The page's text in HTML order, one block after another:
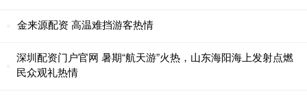
金来源配资 高温难挡游客热情
深圳配资门户官网 暑期“航天游”火热，山东海阳海上发射点燃
民众观礼热情